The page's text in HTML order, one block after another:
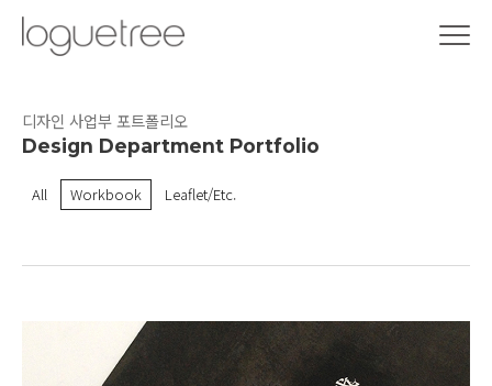
디자인 사업부 포트폴리오
Design Department Portfolio
All Workbook Leaflet/Etc.